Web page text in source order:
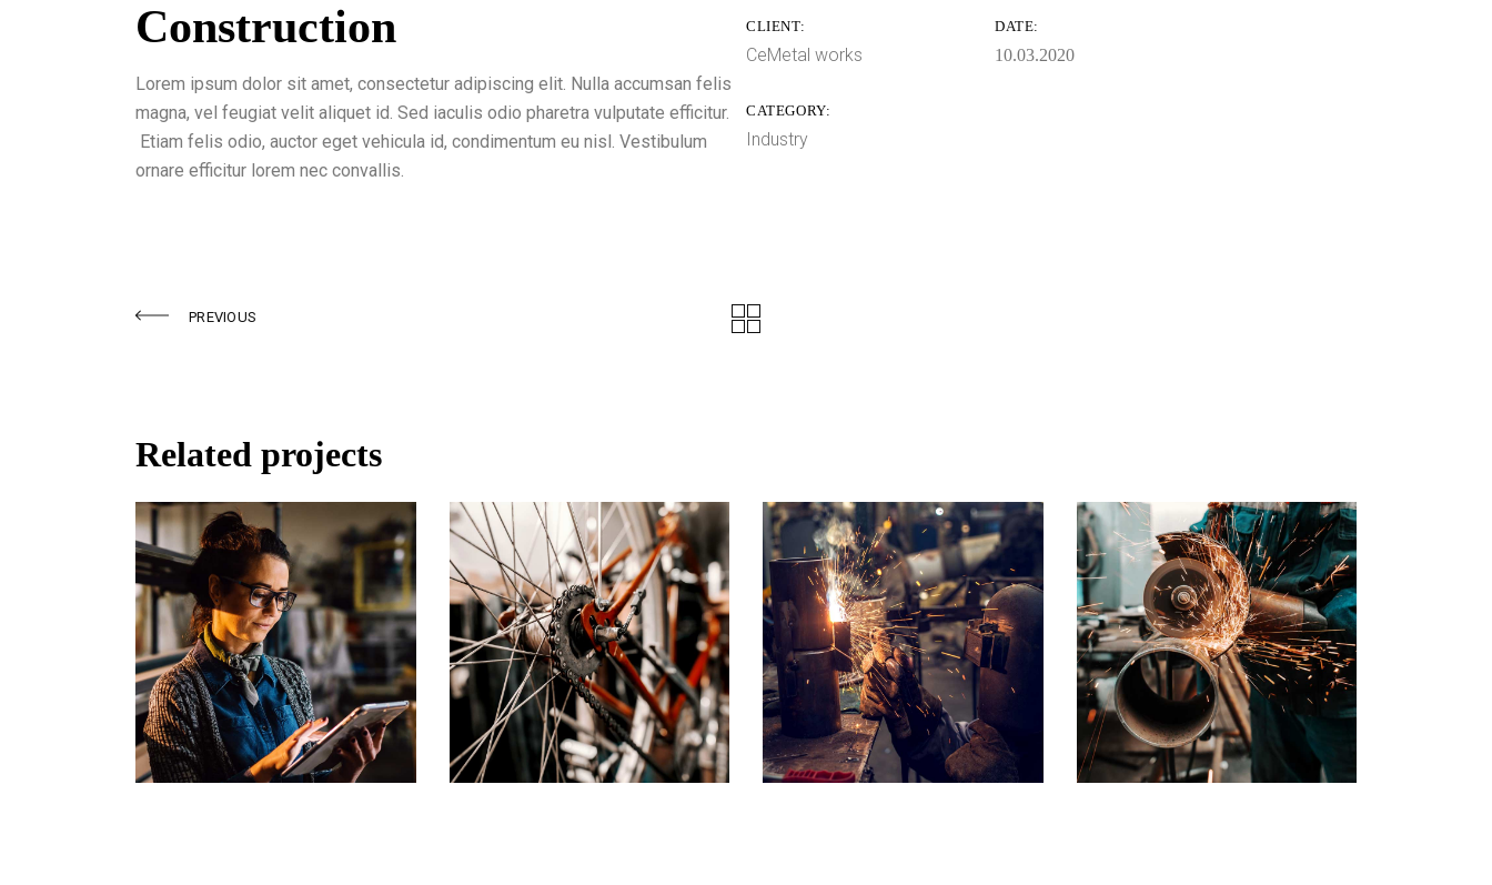
Construction
Lorem ipsum dolor sit amet, consectetur adipiscing elit. Nulla accumsan felis
magna, vel feugiat velit aliquet id. Sed iaculis odio pharetra vulputate efficitur.
Etiam felis odio, auctor eget vehicula id, condimentum eu nisl. Vestibulum
ornare efficitur lorem nec convallis.
CLIENT:
CeMetal works
DATE:
10.03.2020
CATEGORY:
Industry
PREVIOUS
Related projects